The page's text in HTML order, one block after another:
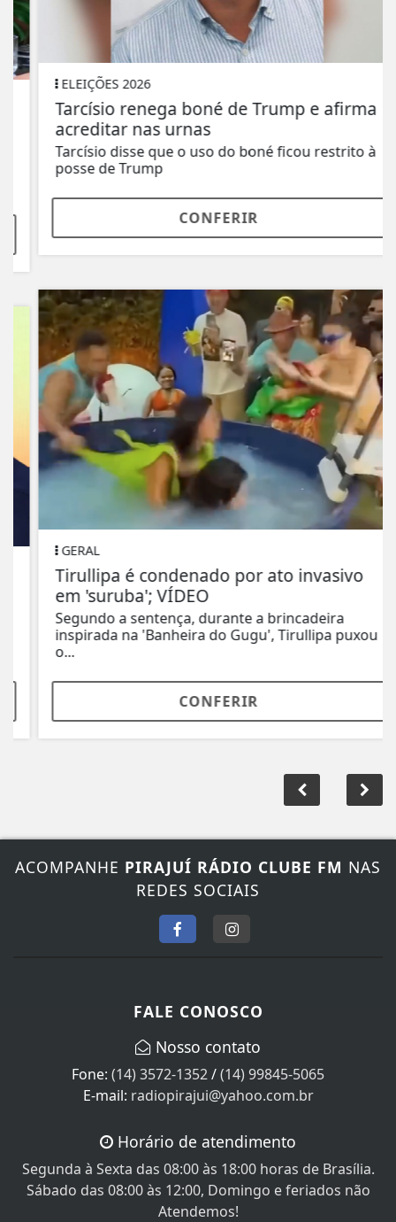
ELEIÇÕES 2026
Tarcísio renega boné de Trump e afirma
acreditar nas urnas
Tarcísio disse que o uso do boné ficou restrito à
posse de Trump
CONFERIR
GERAL
Tirullipa é condenado por ato invasivo
em 'suruba'; VÍDEO
Segundo a sentença, durante a brincadeira
inspirada na 'Banheira do Gugu', Tirullipa puxou
CONFERIR
ACOMPANHE PIRAJUÍ RÁDIO CLUBE FM NAS
REDES SOCIAIS
FALE CONOSCO
Nosso contato
Fone: (14) 3572-1352/(14) 99845-5065
E-mail: radiopirajui@yahoo.com.br
Horário de atendimento
Segunda à Sexta das 08:00 às 18:00 horas de Brasília.
Sábado das 08:00 às 12:00, Domingo e feriados não
Atendemos!